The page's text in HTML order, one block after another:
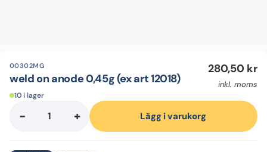
00302MG
weld on anode 0,45g (ex art 12018)
280,50 kr
inkl. moms
10 i lager
-
weld
+ Lägg i varukorg